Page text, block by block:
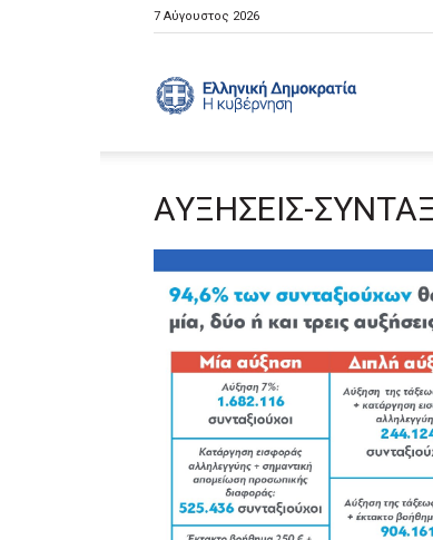
7 Αύγουστος 2026
Κυβέρνηση
ΑΥΞΗΣΕΙΣ-